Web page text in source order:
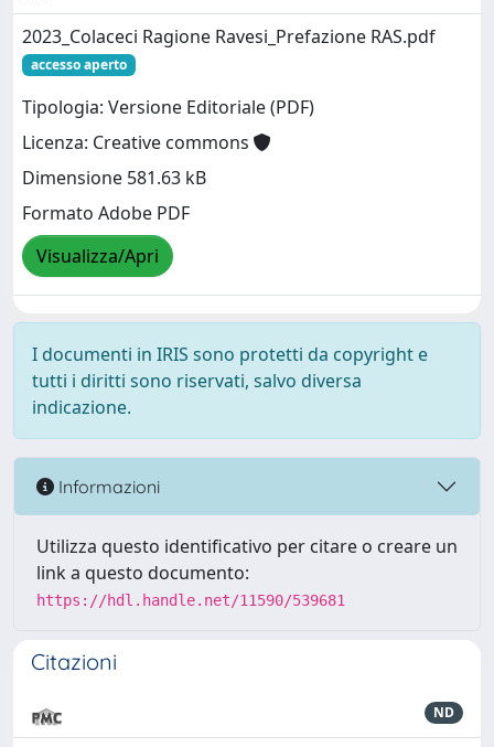
2023_Colaceci Ragione Ravesi_Prefazione RAS.pdf
accesso aperto
Tipologia: Versione Editoriale (PDF)
Licenza: Creative commons
Dimensione 581.63 kB
Formato Adobe PDF
Visualizza/Apri
I documenti in IRIS sono protetti da copyright e
tutti i diritti sono riservati, salvo diversa
indicazione.
Informazioni
Utilizza questo identificativo per citare o creare un
link a questo documento:
https://hdl.handle.net/11590/539681
Citazioni
ND